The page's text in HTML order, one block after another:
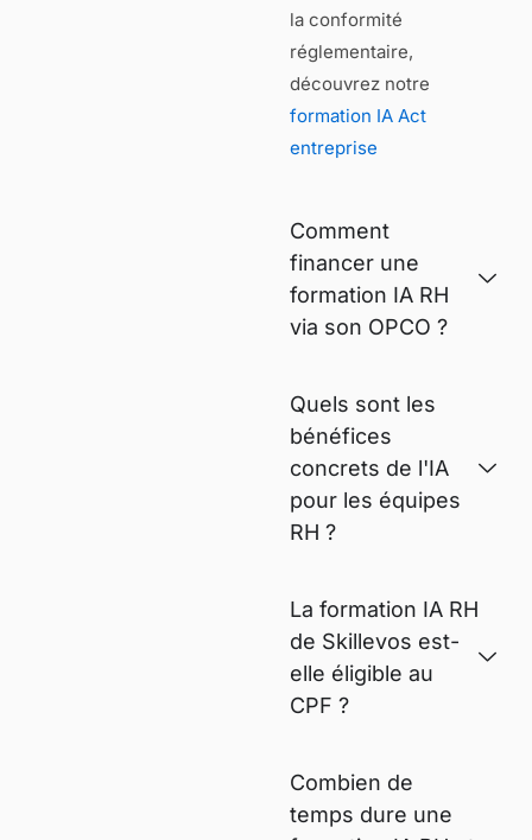
la conformité
réglementaire,
découvrez notre
formation IA Act
entreprise
Comment
financer une
formation IA RH
via son OPCO ?
Quels sont les
bénéfices
concrets de l'IA
pour les équipes
RH ?
La formation IA RH
de Skillevos est-
elle éligible au
CPF ?
Combien de
temps dure une